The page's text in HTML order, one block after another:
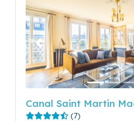
Précédent
Canal Saint Martin
(7)